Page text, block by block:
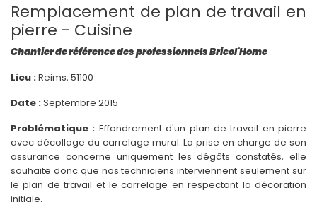
Remplacement de plan de travail en
pierre - Cuisine
Chantier de référence des professionnels Bricol'Home
Lieu :Reims, 51100
Date :Septembre 2015
Problématique : Effondrement d'un plan de travail en pierre
avec décollage du carrelage mural. La prise en charge de son
assurance concerne uniquement les dégâts constatés, elle
souhaite donc que nos techniciens interviennent seulement sur
le plan de travail et le carrelage en respectant la décoration
initiale.